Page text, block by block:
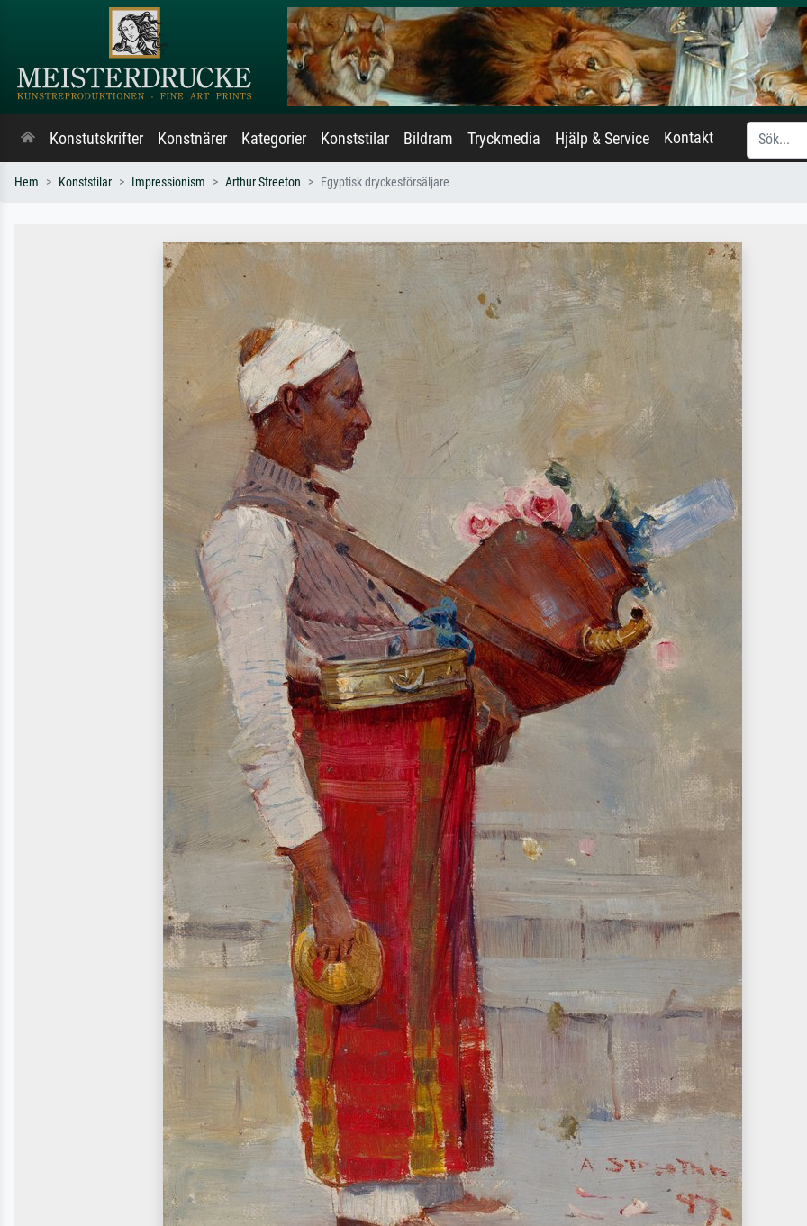
Konstutskrifter Konstnärer Kategorier Konststilar Bildram Tryckmedia Hjälp & Service Kontakt
Hem Konststilar Impressionism Arthur Streeton Egyptisk dryckesförsäljare